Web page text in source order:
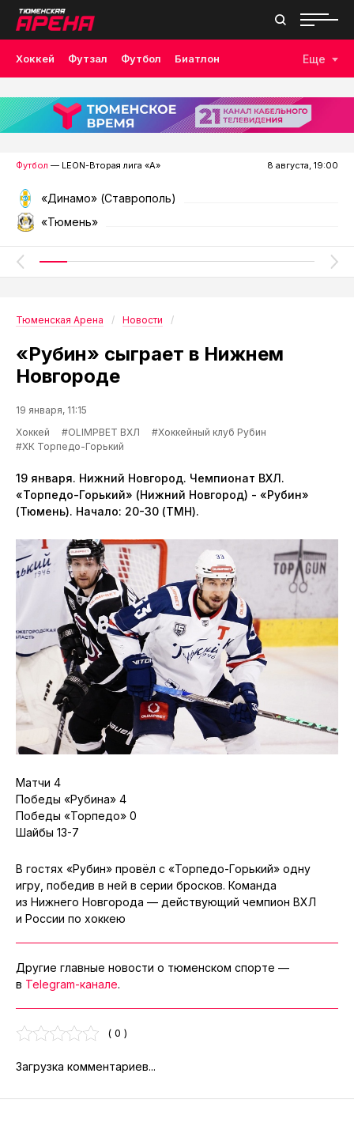
Хоккей Футзал Футбол Биатлон
Лыжные гонки Волейбол Плавание Дзюдо
Скалолазание Велоспорт Бокс
Еще
Футбол — LEON-Вторая лига «А» 8 августа, 19:00
«Динамо» (Ставрополь)
«Тюмень»
Тюменская Арена Новости
«Рубин» сыграет в Нижнем
Новгороде
19 января, 11:15
Хоккей
#OLIMPBET ВХЛ
#Хоккейный клуб Рубин
#ХК Торпедо-Горький
19 января. Нижний Новгород. Чемпионат ВХЛ.
«Торпедо-Горький» (Нижний Новгород) - «Рубин»
(Тюмень). Начало: 20-30 (ТМН).
Матчи 4
Победы «Рубина» 4
Победы «Торпедо» 0
Шайбы 13-7
В гостях «Рубин» провёл с «Торпедо-Горький» одну
игру, победив в ней в серии бросков. Команда
из Нижнего Новгорода — действующий чемпион ВХЛ
и России по хоккею
Другие главные новости о тюменском спорте —
в Telegram-канале.
( 0 )
Загрузка комментариев...